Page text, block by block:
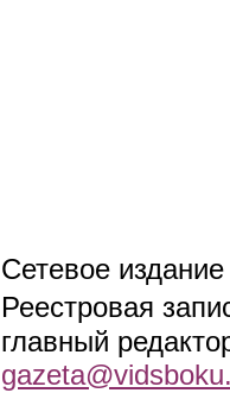
Сетевое
Реестровая
главный